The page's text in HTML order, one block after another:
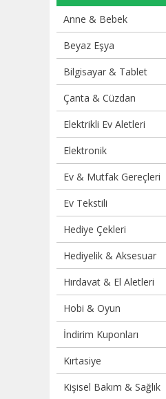
Anne & Bebek
Beyaz Eşya
Bilgisayar & Tablet
Çanta & Cüzdan
Elektrikli Ev Aletleri
Elektronik
Ev & Mutfak Gereçleri
Ev Tekstili
Hediye Çekleri
Hediyelik & Aksesuar
Hırdavat & El Aletleri
Hobi & Oyun
İndirim Kuponları
Kırtasiye
Kişisel Bakım & Sağlık